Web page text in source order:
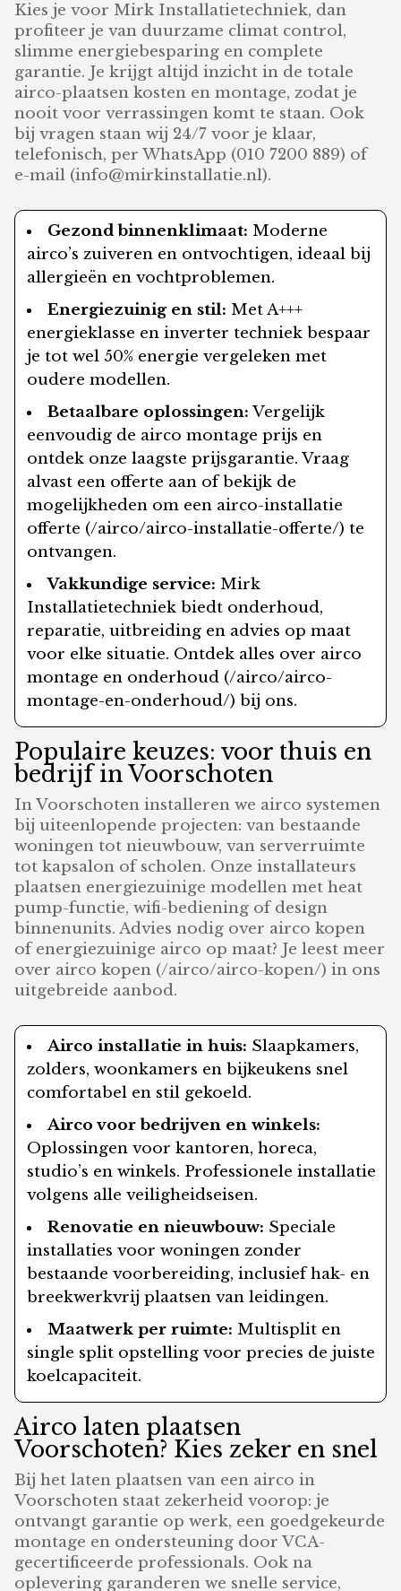
Kies je voor Mirk Installatietechniek, dan
profiteer je van duurzame climat control,
slimme energiebesparing en complete
garantie. Je krijgt altijd inzicht in de totale
airco-plaatsen kosten en montage, zodat je
nooit voor verrassingen komt te staan. Ook
bij vragen staan wij 24/7 voor je klaar,
telefonisch, per WhatsApp (010 7200 889) of
e-mail (info@mirkinstallatie.nl).
Gezond binnenklimaat: Moderne
airco’s zuiveren en ontvochtigen, ideaal bij
allergieën en vochtproblemen.
Energiezuinig en stil: Met A+++
energieklasse en inverter techniek bespaar
je tot wel 50% energie vergeleken met
oudere modellen.
Betaalbare oplossingen: Vergelijk
eenvoudig de airco montage prijs en
ontdek onze laagste prijsgarantie. Vraag
alvast een offerte aan of bekijk de
mogelijkheden om een airco-installatie
offerte (/airco/airco-installatie-offerte/) te
ontvangen.
Vakkundige service: Mirk
Installatietechniek biedt onderhoud,
reparatie, uitbreiding en advies op maat
voor elke situatie. Ontdek alles over airco
montage en onderhoud (/airco/airco-
montage-en-onderhoud/) bij ons.
Populaire keuzes: voor thuis en
bedrijf in Voorschoten
In Voorschoten installeren we airco systemen
bij uiteenlopende projecten: van bestaande
woningen tot nieuwbouw, van serverruimte
tot kapsalon of scholen. Onze installateurs
plaatsen energiezuinige modellen met heat
pump-functie, wifi-bediening of design
binnenunits. Advies nodig over airco kopen
of energiezuinige airco op maat? Je leest meer
over airco kopen (/airco/airco-kopen/) in ons
uitgebreide aanbod.
Airco installatie in huis: Slaapkamers,
zolders, woonkamers en bijkeukens snel
comfortabel en stil gekoeld.
Airco voor bedrijven en winkels:
Oplossingen voor kantoren, horeca,
studio’s en winkels. Professionele installatie
volgens alle veiligheidseisen.
Renovatie en nieuwbouw: Speciale
installaties voor woningen zonder
bestaande voorbereiding, inclusief hak- en
breekwerkvrij plaatsen van leidingen.
Maatwerk per ruimte: Multisplit en
single split opstelling voor precies de juiste
koelcapaciteit.
Airco laten plaatsen
Voorschoten? Kies zeker en snel
Bij het laten plaatsen van een airco in
Voorschoten staat zekerheid voorop: je
ontvangt garantie op werk, een goedgekeurde
montage en ondersteuning door VCA-
gecertificeerde professionals. Ook na
oplevering garanderen we snelle service,